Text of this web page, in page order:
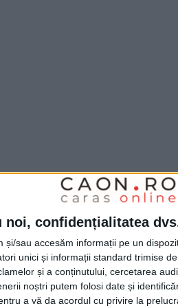
noi, confidențialitatea
și/sau accesăm informații pe un
unici și informații standard trimise
și a conținutului, cercetarea
noștri putem folosi date și
a vă da acordul cu privire la
creșterea siguranței
locale. Sistemul
înregistrarea imaginilor
de zile.